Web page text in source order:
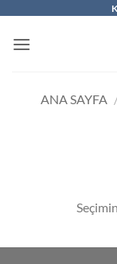
ANA SAYFA